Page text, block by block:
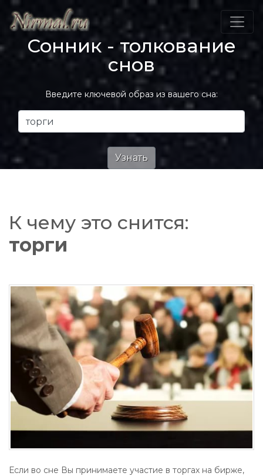
Сонник - толкование
снов
Введите ключевой образ из вашего сна:
К чему это снится:
торги
Если во сне Вы принимаете участие в торгах на бирже,